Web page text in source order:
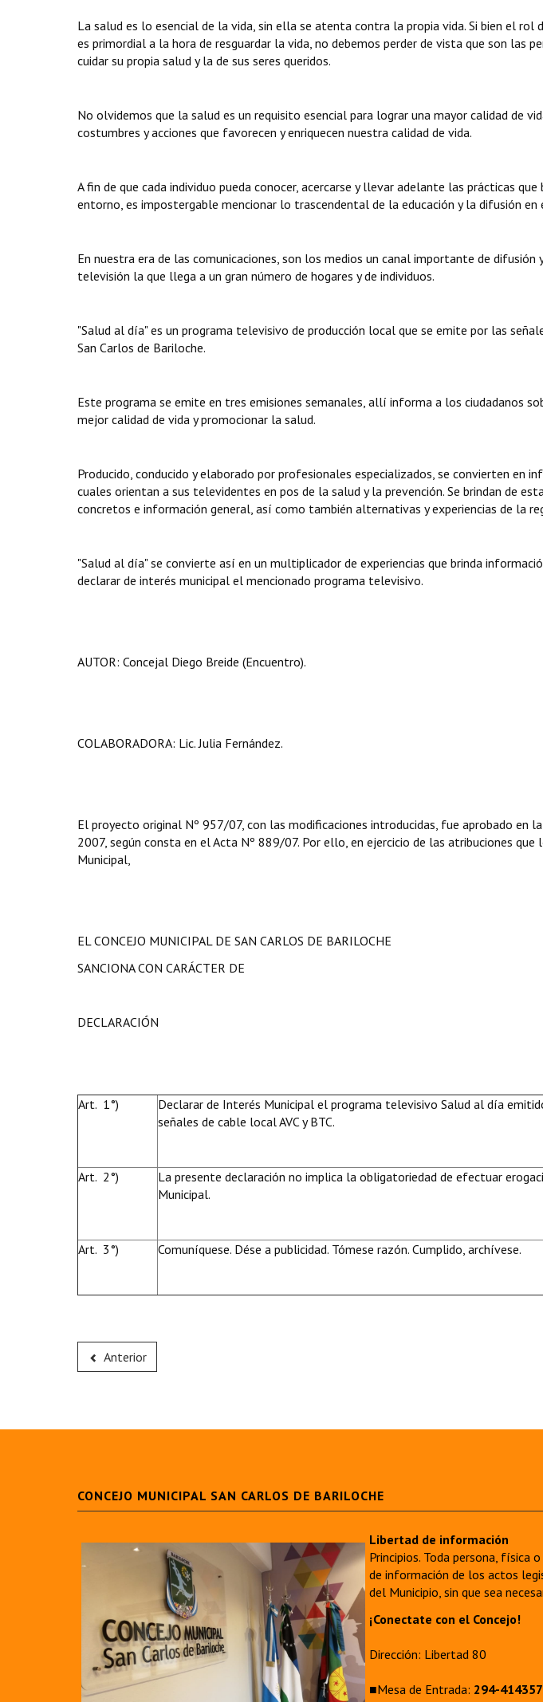
La salud es lo esencial de la vida, sin ella se atenta contra la propia vida. Si bien el rol
es primordial a la hora de resguardar la vida, no debemos perder de vista que son las
cuidar su propia salud y la de sus seres queridos.
No olvidemos que la salud es un requisito esencial para lograr una mayor calidad de
costumbres y acciones que favorecen y enriquecen nuestra calidad de vida.
A fin de que cada individuo pueda conocer, acercarse y llevar adelante las prácticas
entorno, es impostergable mencionar lo trascendental de la educación y la difusión en
En nuestra era de las comunicaciones, son los medios un canal importante de difusión
televisión la que llega a un gran número de hogares y de individuos.
"Salud al día" es un programa televisivo de producción local que se emite por las
San Carlos de Bariloche.
Este programa se emite en tres emisiones semanales, allí informa a los ciudadanos
mejor calidad de vida y promocionar la salud.
Producido, conducido y elaborado por profesionales especializados, se convierten en
cuales orientan a sus televidentes en pos de la salud y la prevención. Se brindan de
concretos e información general, así como también alternativas y experiencias de la
"Salud al día" se convierte así en un multiplicador de experiencias que brinda
declarar de interés municipal el mencionado programa televisivo.
AUTOR: Concejal Diego Breide (Encuentro).
COLABORADORA: Lic. Julia Fernández.
El proyecto original Nº 957/07, con las modificaciones introducidas, fue aprobado en
2007, según consta en el Acta Nº 889/07. Por ello, en ejercicio de las atribuciones
Municipal,
EL CONCEJO MUNICIPAL DE SAN CARLOS DE BARILOCHE
SANCIONA CON CARÁCTER DE
DECLARACIÓN
Art. 1°)
Declarar de Interés Municipal el programa televisivo Salud al día
señales de cable local AVC y BTC.
Art. 2°)
La presente declaración no implica la obligatoriedad de efectuar
Municipal.
Art. 3°) Comuníquese. Dése a publicidad. Tómese razón. Cumplido, archívese.
Anterior
CONCEJO MUNICIPAL SAN CARLOS DE BARILOCHE
Libertad de información
Principios. Toda persona, física
de información de los actos
del Municipio, sin que sea
¡Conectate con el Concejo!
Dirección: Libertad 80
■Mesa de Entrada: 294-